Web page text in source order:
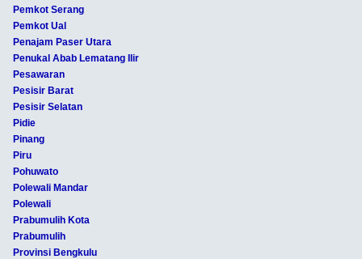
Pemkot Serang
Pemkot Ual
Penajam Paser Utara
Penukal Abab Lematang Ilir
Pesawaran
Pesisir Barat
Pesisir Selatan
Pidie
Pinang
Piru
Pohuwato
Polewali Mandar
Polewali
Prabumulih Kota
Prabumulih
Provinsi Bengkulu